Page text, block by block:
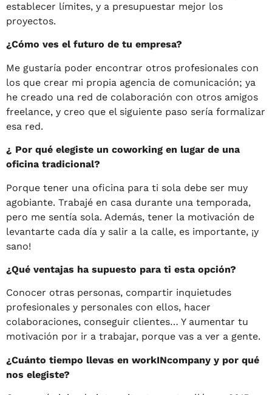
establecer límites, y a presupuestar mejor los
proyectos.
¿Cómo ves el futuro de tu empresa?
Me gustaría poder encontrar otros profesionales con
los que crear mi propia agencia de comunicación; ya
he creado una red de colaboración con otros amigos
freelance, y creo que el siguiente paso sería formalizar
esa red.
¿ Por qué elegiste un coworking en lugar de una
oficina tradicional?
Porque tener una oficina para ti sola debe ser muy
agobiante. Trabajé en casa durante una temporada,
pero me sentía sola. Además, tener la motivación de
levantarte cada día y salir a la calle, es importante, ¡y
sano!
¿Qué ventajas ha supuesto para ti esta opción?
Conocer otras personas, compartir inquietudes
profesionales y personales con ellos, hacer
colaboraciones, conseguir clientes… Y aumentar tu
motivación por ir a trabajar, porque vas a ver a gente.
¿Cuánto tiempo llevas en workINcompany y por qué
nos elegiste?